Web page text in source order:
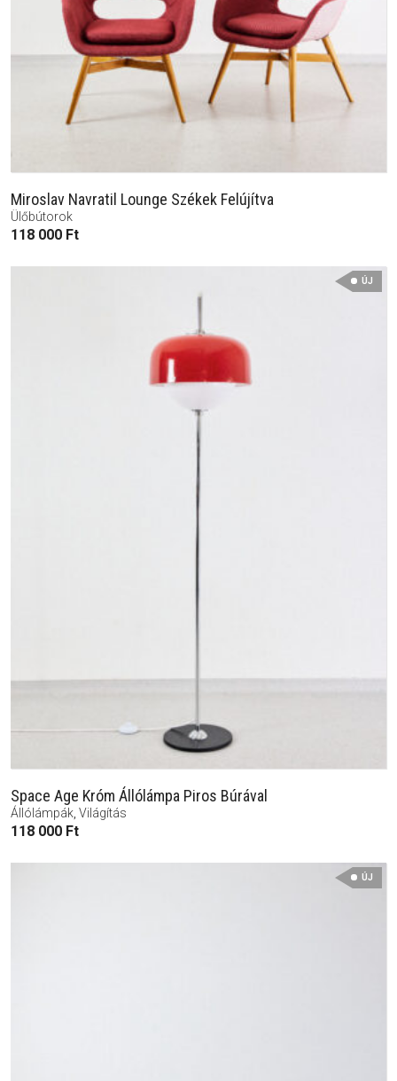
Miroslav Navratil Lounge Székek Felújítva
Ülőbútorok
118 000 Ft
ÚJ
Space Age Króm Állólámpa Piros Búrával
Állólámpák Világítás
118 000 Ft
ÚJ